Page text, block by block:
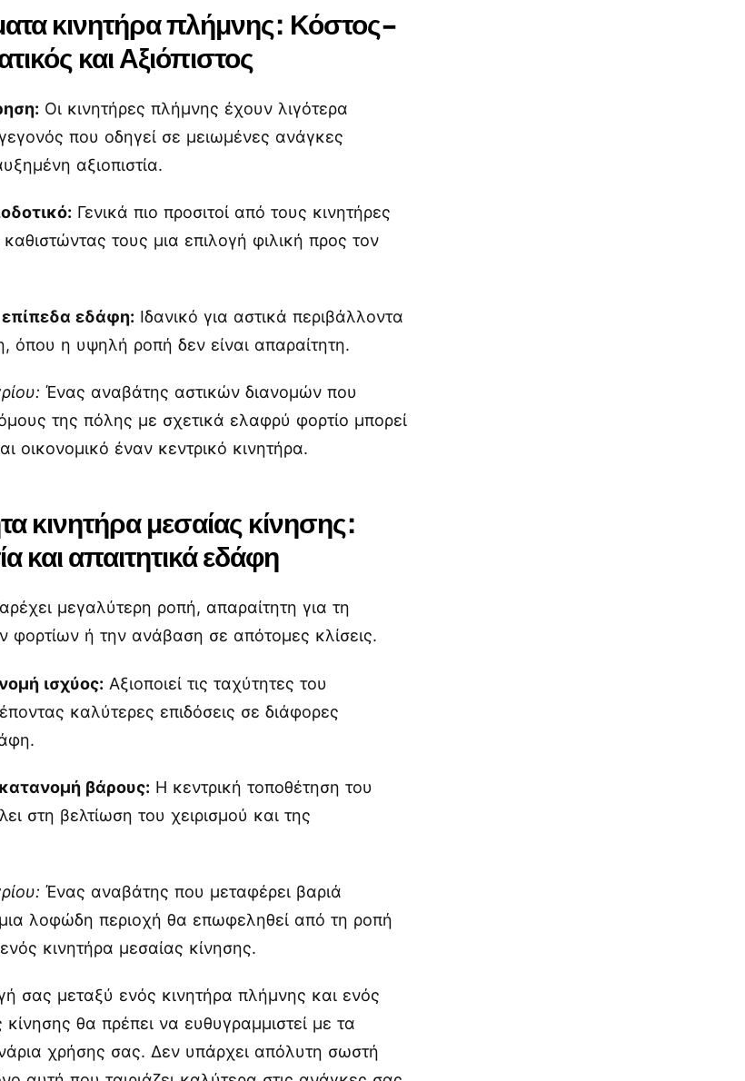
κινητήρα πλήμνης: Κόστος-
και Αξιόπιστος
Οι κινητήρες πλήμνης έχουν λιγότερα
που οδηγεί σε μειωμένες ανάγκες
αξιοπιστία.
Γενικά πιο προσιτοί από τους κινητήρες
τους μια επιλογή φιλική προς τον
εδάφη: Ιδανικό για αστικά περιβάλλοντα
όπου η υψηλή ροπή δεν είναι απαραίτητη.
Ένας αναβάτης αστικών διανομών που
της πόλης με σχετικά ελαφρύ φορτίο μπορεί
οικονομικό έναν κεντρικό κινητήρα.
κινητήρα μεσαίας κίνησης:
και απαιτητικά εδάφη
μεγαλύτερη ροπή, απαραίτητη για τη
φορτίων ή την ανάβαση σε απότομες κλίσεις.
ισχύος: Αξιοποιεί τις ταχύτητες του
καλύτερες επιδόσεις σε διάφορες
βάρους: Η κεντρική τοποθέτηση του
στη βελτίωση του χειρισμού και της
Ένας αναβάτης που μεταφέρει βαριά
λοφώδη περιοχή θα επωφεληθεί από τη ροπή
κινητήρα μεσαίας κίνησης.
σας μεταξύ ενός κινητήρα πλήμνης και ενός
κίνησης θα πρέπει να ευθυγραμμιστεί με τα
χρήσης σας. Δεν υπάρχει απόλυτη σωστή